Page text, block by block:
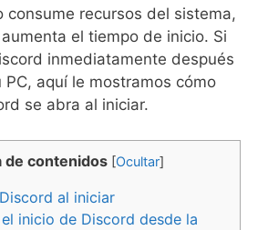
consume recursos del sistema,
el tiempo de inicio. Si
inmediatamente después
aquí le mostramos cómo
se abra al iniciar.
de contenidos [Ocultar]
al iniciar
inicio de Discord desde la